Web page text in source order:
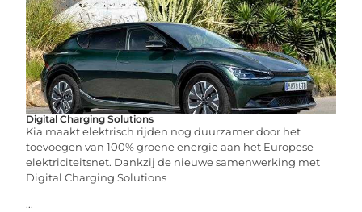
Digital Charging Solutions
Kia maakt elektrisch rijden nog duurzamer door het
toevoegen van 100% groene energie aan het Europese
elektriciteitsnet. Dankzij de nieuwe samenwerking met
Digital Charging Solutions
...